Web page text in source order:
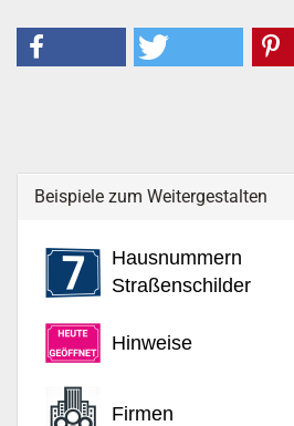
Beispiele zum Weitergestalten
Hausnummern
Straßenschilder
Hinweise
Firmen